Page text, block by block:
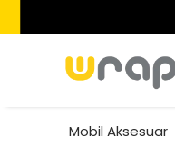
Mobil Aksesuar